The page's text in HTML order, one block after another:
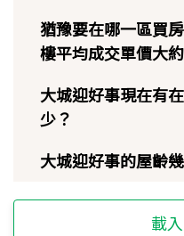
猶豫要在哪一區買
樓平均成交單價大
大城迎好事現在有
少？
大城迎好事的屋齡
載